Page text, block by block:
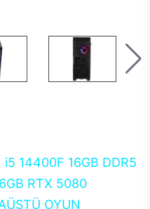
i5 14400F 16GB DDR5
RTX 5080
OYUN